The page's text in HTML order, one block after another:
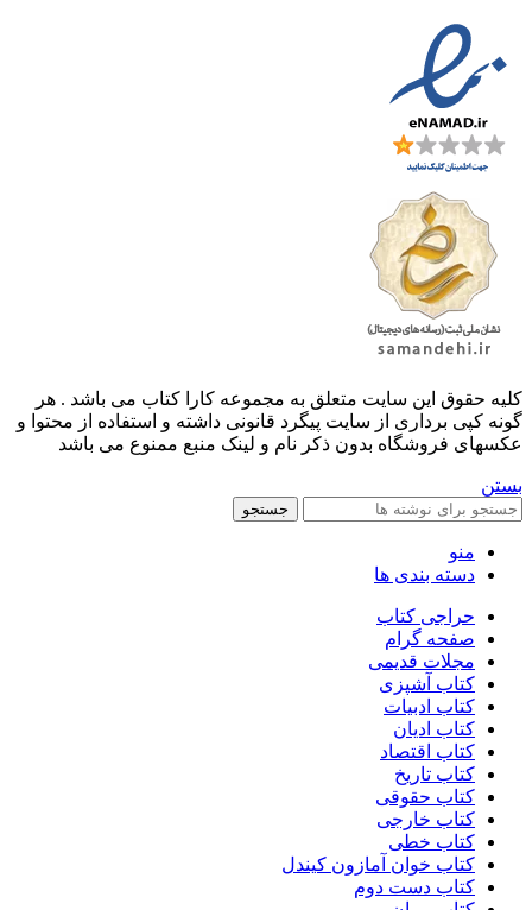
کليه حقوق اين سايت متعلق به مجموعه کارا کتاب می باشد . هر
گونه کپی برداری از سایت پیگرد قانونی داشته و استفاده از محتوا و
عکسهای فروشگاه بدون ذکر نام و لینک منبع ممنوع می باشد
بستن
جستجو
منو
دسته بندی ها
حراجی کتاب
صفحه گرام
مجلات قدیمی
کتاب آشپزی
کتاب ادبیات
کتاب ادیان
کتاب اقتصاد
کتاب تاریخ
کتاب حقوقی
کتاب خارجی
کتاب خطی
کتاب خوان آمازون کیندل
کتاب دست دوم